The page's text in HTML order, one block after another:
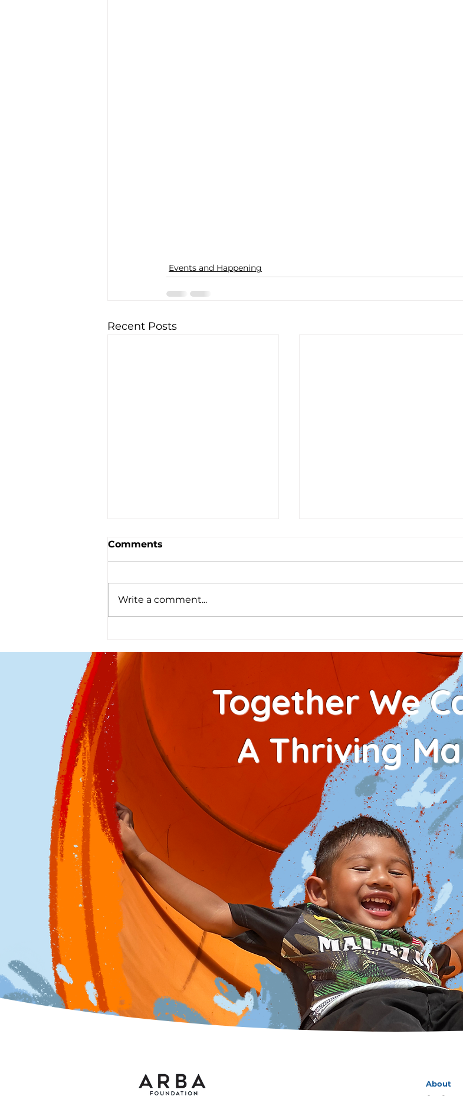
Events and Happening
Recent Posts
Labuan | PERKIM
Comments
Write a comment...
Together We
A Thriving
About